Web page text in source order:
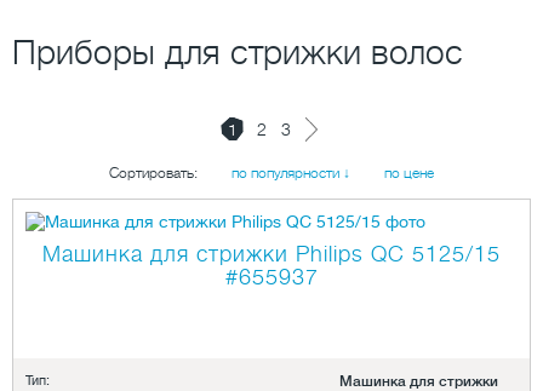
Приборы для стрижки волос
1 2 3
Сортировать: по популярности ↓ по цене
Машинка для стрижки Philips QC 5125/15
#655937
Тип: Машинка для стрижки